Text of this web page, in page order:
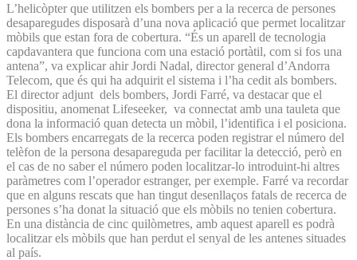
L’helicòpter que utilitzen els bombers per a la recerca de persones
desaparegudes disposarà d’una nova aplicació que permet localitzar
mòbils que estan fora de cobertura. “És un aparell de tecnologia
capdavantera que funciona com una estació portàtil, com si fos una
antena”, va explicar ahir Jordi Nadal, director general d’Andorra
Telecom, que és qui ha adquirit el sistema i l’ha cedit als bombers.
El director adjunt dels bombers, Jordi Farré, va destacar que el
dispositiu, anomenat Lifeseeker, va connectat amb una tauleta que
dona la informació quan detecta un mòbil, l’identifica i el posiciona.
Els bombers encarregats de la recerca poden registrar el número del
telèfon de la persona desapareguda per facilitar la detecció, però en
el cas de no saber el número poden localitzar-lo introduint-hi altres
paràmetres com l’operador estranger, per exemple. Farré va recordar
que en alguns rescats que han tingut desenllaços fatals de recerca de
persones s’ha donat la situació que els mòbils no tenien cobertura.
En una distància de cinc quilòmetres, amb aquest aparell es podrà
localitzar els mòbils que han perdut el senyal de les antenes situades
al país.